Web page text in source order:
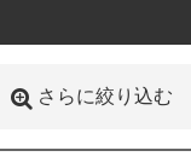
さらに絞り込む